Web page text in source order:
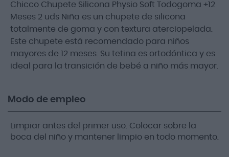
Chicco Chupete Silicona Physio Soft Todogoma +12
Meses 2 uds Niña es un chupete de silicona
totalmente de goma y con textura aterciopelada.
Este chupete está recomendado para niños
mayores de 12 meses. Su tetina es ortodóntica y es
ideal para la transición de bebé a niño más mayor.
Modo de empleo
Limpiar antes del primer uso. Colocar sobre la
boca del niño y mantener limpio en todo momento.